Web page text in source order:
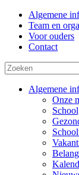
Algemene
Team en
Voor ouders
Contact
Algemene
Onze